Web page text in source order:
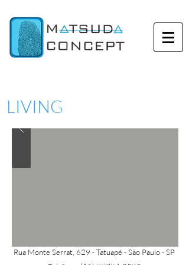
LIVING
Rua Monte Serrat, 629 - Tatuapé -São Paulo - SP